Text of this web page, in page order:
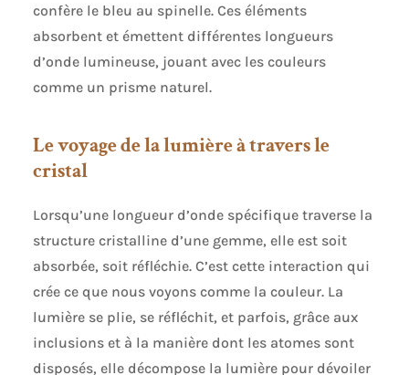
confère le bleu au spinelle. Ces éléments
absorbent et émettent différentes longueurs
d’onde lumineuse, jouant avec les couleurs
comme un prisme naturel.
Le voyage de la lumière à travers le
cristal
Lorsqu’une longueur d’onde spécifique traverse la
structure cristalline d’une gemme, elle est soit
absorbée, soit réfléchie. C’est cette interaction qui
crée ce que nous voyons comme la couleur. La
lumière se plie, se réfléchit, et parfois, grâce aux
inclusions et à la manière dont les atomes sont
disposés, elle décompose la lumière pour dévoiler